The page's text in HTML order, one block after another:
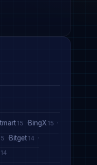
15 BingX 15
Bitget 14
14